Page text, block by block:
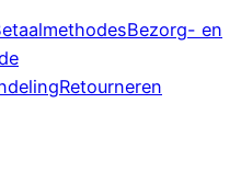
Bezorg- en
Retourneren